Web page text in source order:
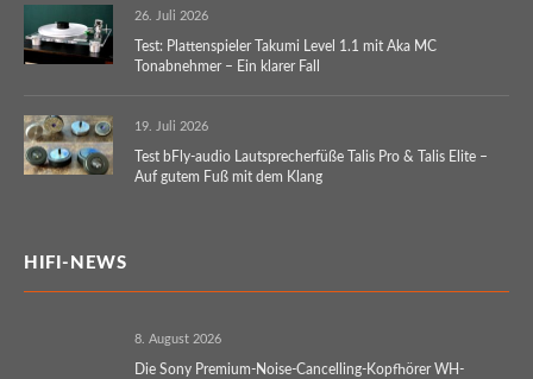
26. Juli 2026
Test: Plattenspieler Takumi Level 1.1 mit Aka MC
Tonabnehmer – Ein klarer Fall
19. Juli 2026
Test bFly-audio Lautsprecherfüße Talis Pro & Talis Elite –
Auf gutem Fuß mit dem Klang
HIFI-NEWS
8. August 2026
Die Sony Premium-Noise-Cancelling-Kopfhörer WH-